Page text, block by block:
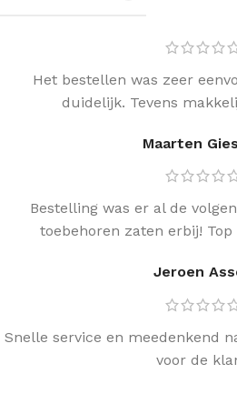
Het bestellen was zeer
duidelijk. Tevens
Maarten
Bestelling was er al de
toebehoren zaten erbij!
Jeroen
Snelle service en meedenkend
voor de